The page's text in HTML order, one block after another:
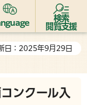
検索
閲覧支援
日：2025年9月29日
ンクール入